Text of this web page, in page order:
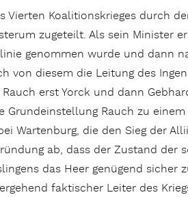
Vierten Koalitionskrieges durch
zugeteilt. Als sein Minister
genommen wurde und dann
von diesem die Leitung des
erst Yorck und dann
Grundeinstellung Rauch zu
Wartenburg, die den Sieg der
ab, dass der Zustand der
das Heer genügend sicher
faktischer Leiter des